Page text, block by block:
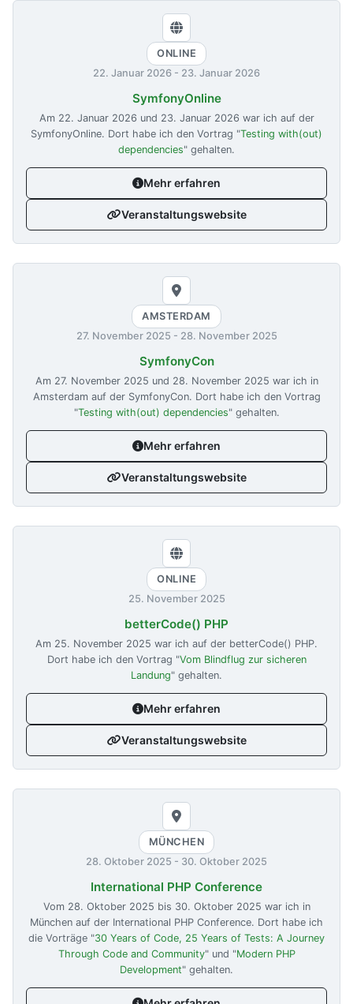
ONLINE
22. Januar 2026 - 23. Januar 2026
SymfonyOnline
Am 22. Januar 2026 und 23. Januar 2026 war ich auf der
SymfonyOnline. Dort habe ich den Vortrag "Testing with(out)
dependencies" gehalten.
Mehr erfahren
Veranstaltungswebsite
AMSTERDAM
27. November 2025 - 28. November 2025
SymfonyCon
Am 27. November 2025 und 28. November 2025 war ich in
Amsterdam auf der SymfonyCon. Dort habe ich den Vortrag
"Testing with(out) dependencies" gehalten.
Mehr erfahren
Veranstaltungswebsite
ONLINE
25. November 2025
betterCode() PHP
Am 25. November 2025 war ich auf der betterCode() PHP.
Dort habe ich den Vortrag "Vom Blindflug zur sicheren
Landung" gehalten.
Mehr erfahren
Veranstaltungswebsite
MÜNCHEN
28. Oktober 2025 - 30. Oktober 2025
International PHP Conference
Vom 28. Oktober 2025 bis 30. Oktober 2025 war ich in
München auf der International PHP Conference. Dort habe ich
die Vorträge "30 Years of Code, 25 Years of Tests: A Journey
Through Code and Community" und "Modern PHP
Development" gehalten.